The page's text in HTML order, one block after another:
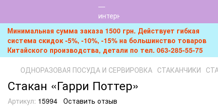
Минимальная сумма заказа 1500 грн. Действует гибкая
система скидок -5%, -10%, -15% на большинство товаров
Китайского производства, детали по тел. 063-285-55-75
ОДНОРАЗОВАЯ ПОСУДА И СЕРВИРОВКА СТАКАНЧИКИ
Стакан «Гарри Поттер»
Артикул: 15994 Оставить отзыв